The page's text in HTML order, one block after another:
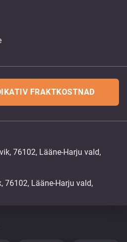
FRAKTKOSTNAD
76102, Lääne-Harju vald,